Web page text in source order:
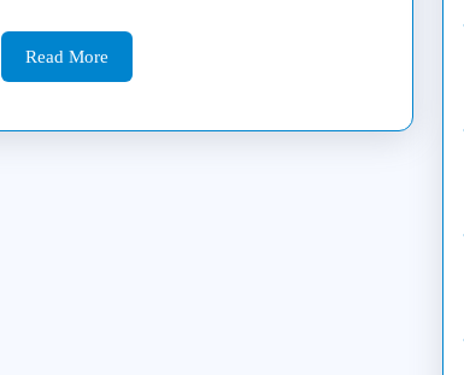
Read MoreRead
More